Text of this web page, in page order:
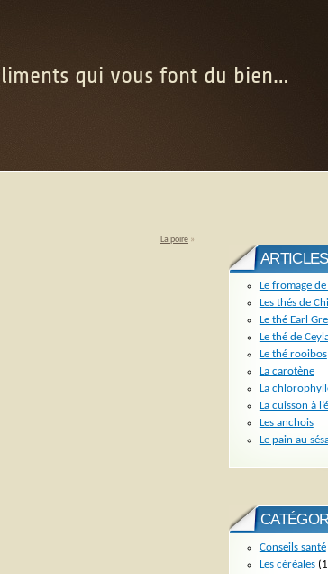
qui vous font du bien…
La poire »
Le fromage
Les thés de
Le thé Earl
Le thé de
Le thé rooibos
La carotène
La
La cuisson à
Les anchois
Le pain au
Conseils santé
Les céréales